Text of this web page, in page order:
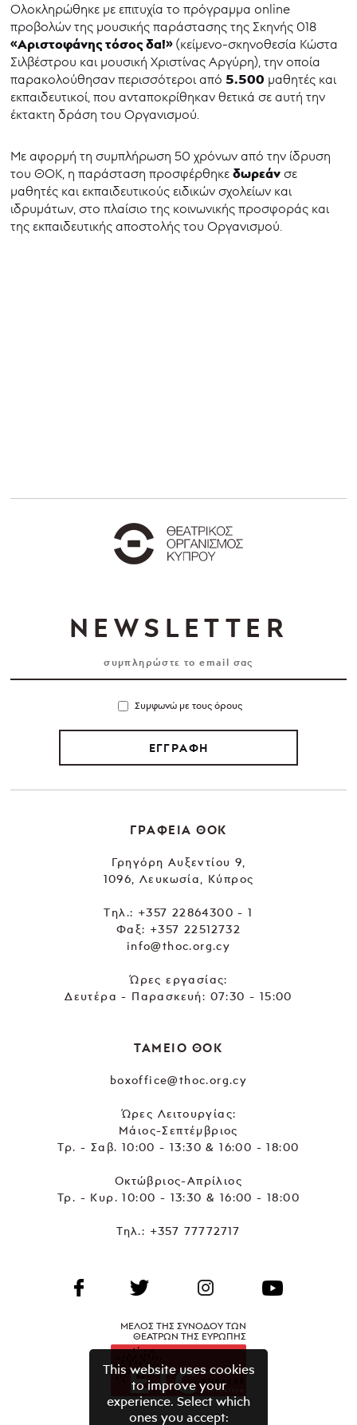
Ολοκληρώθηκε με επιτυχία το πρόγραμμα online
προβολών της μουσικής παράστασης της Σκηνής 018
«Αριστοφάνης τόσος δα!» (κείμενο-σκηνοθεσία Κώστα
Σιλβέστρου και μουσική Χριστίνας Αργύρη), την οποία
παρακολούθησαν περισσότεροι από5.500 μαθητές και
εκπαιδευτικοί, που ανταποκρίθηκαν θετικά σε αυτή την
έκτακτη δράση του Οργανισμού.
Με αφορμή τη συμπλήρωση 50 χρόνων από την ίδρυση
του ΘΟΚ, η παράσταση προσφέρθηκεδωρεάν σε
μαθητές και εκπαιδευτικούς ειδικών σχολείων και
ιδρυμάτων, στο πλαίσιο της κοινωνικής προσφοράς και
της εκπαιδευτικής αποστολής του Οργανισμού.
NEWSLETTER
Συμφωνώ με τους όρους
ΕΓΓΡΑΦΗ
ΓΡΑΦΕΙΑ ΘΟΚ
Γρηγόρη Αυξεντίου 9,
1096, Λευκωσία, Κύπρος
Tηλ.: +357 22864300 - 1
Φαξ: +357 22512732
info@thoc.org.cy
Ώρες εργασίας:
Δευτέρα - Παρασκευή: 07:30 - 15:00
ΤΑΜΕΙΟ ΘΟΚ
boxoffice@thoc.org.cy
Ώρες Λειτουργίας:
Μάιος-Σεπτέμβριος
Τρ. - Σαβ. 10:00 - 13:30 & 16:00 - 18:00
Οκτώβριος-Απρίλιος
Τρ. - Κυρ. 10:00 - 13:30 & 16:00 - 18:00
Τηλ.: +357 77772717
ΜΕΛΟΣ ΤΗΣ ΣΥΝΟΔΟΥ ΤΩΝ
ΘΕΑΤΡΩΝ ΤΗΣ ΕΥΡΩΠΗΣ
This website uses cookies
to improve your
experience. Select which
ones you accept: